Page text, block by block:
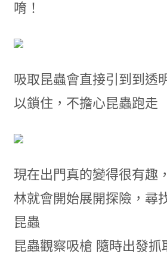
唷！
吸取昆蟲會直接引到到透
以鎖住，不擔心昆蟲跑走
現在出門真的變得很有趣
林就會開始展開探險，尋
昆蟲
昆蟲觀察吸槍 隨時出發抓